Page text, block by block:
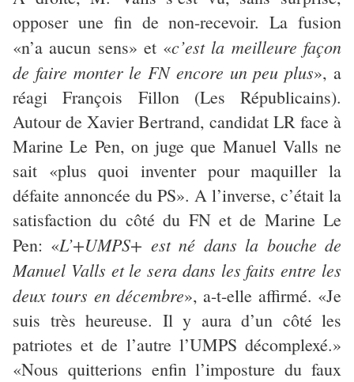
opposer une fin de non-recevoir. La fusion
«n’a aucun sens» et «c’est la meilleure façon
de faire monter le FN encore un peu plus», a
réagi François Fillon (Les Républicains).
Autour de Xavier Bertrand, candidat LR face à
Marine Le Pen, on juge que Manuel Valls ne
sait «plus quoi inventer pour maquiller la
défaite annoncée du PS». A l’inverse, c’était la
satisfaction du côté du FN et de Marine Le
Pen: «L’+UMPS+ est né dans la bouche de
Manuel Valls et le sera dans les faits entre les
deux tours en décembre», a-t-elle affirmé. «Je
suis très heureuse. Il y aura d’un côté les
patriotes et de l’autre l’UMPS décomplexé.»
«Nous quitterions enfin l’imposture du faux